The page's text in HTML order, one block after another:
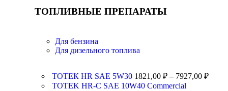
ТОПЛИВНЫЕ ПРЕПАРАТЫ
Для бензина
Для дизельного топлива
ТОТЕК HR SAE 5W30 1821,00 ₽ – 7927,00 ₽
TOTEK HR-C SAE 10W40 Commercial